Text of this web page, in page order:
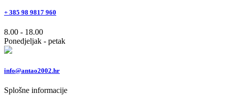
+ 385 98 9817 960
8.00 - 18.00
Ponedjeljak - petak
info@antao2002.hr
Splošne informacije